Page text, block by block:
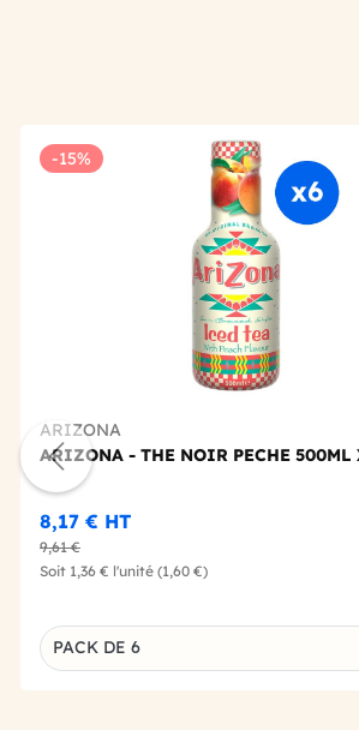
-15%
ARIZONA
ARIZONA - THE NOIR PECHE 500ML
8,17 € HT
9,61 €
Soit 1,36 € l'unité (1,60 €)
Déclinaison du produit
PACK DE 6